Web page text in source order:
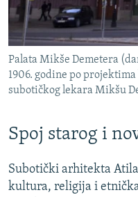
Palata Mikše Demetera
1906. godine po projektima
subotičkog lekara Mikšu
Spoj starog i
Subotički arhitekta Atila
kultura, religija i